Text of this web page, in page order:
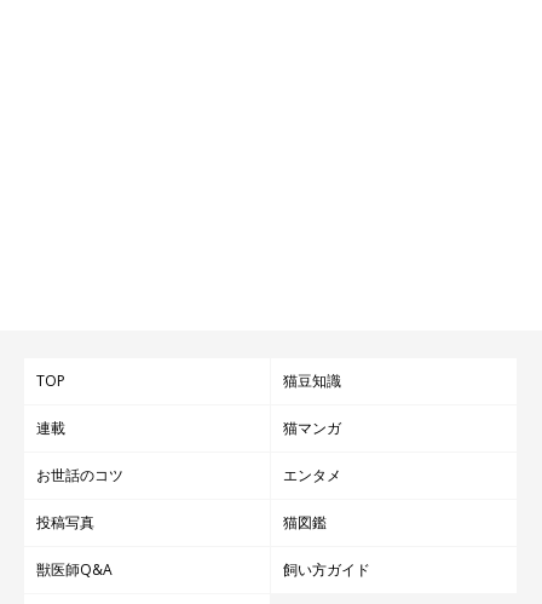
TOP 猫豆知識
連載 猫マンガ
お世話のコツ エンタメ
投稿写真 猫図鑑
獣医師Q&A 飼い方ガイド